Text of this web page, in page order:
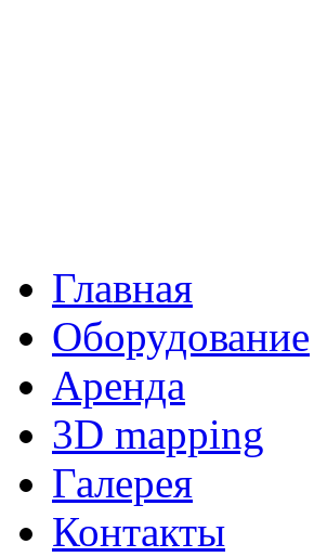
Главная
Оборудование
Аренда
3D mapping
Галерея
Контакты